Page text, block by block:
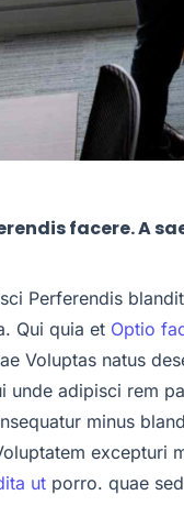
facere. A
Perferendis
Qui quia et Optio
Voluptas natus
unde adipisci rem
minus
excepturi
ut porro. quae